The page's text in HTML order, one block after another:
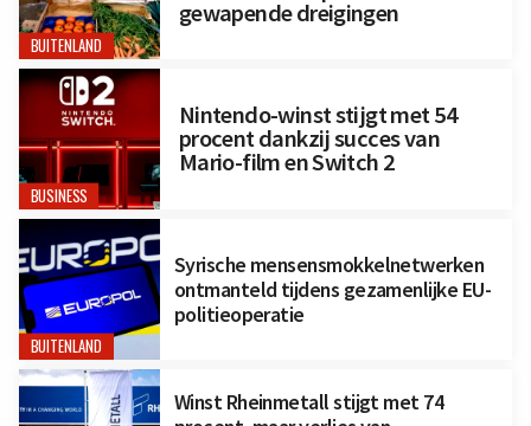
BUITENLAND
gewapende dreigingen
BUSINESS
Nintendo-winst stijgt met 54
procent dankzij succes van
Mario-film en Switch 2
BUITENLAND
Syrische mensensmokkelnetwerken
ontmanteld tijdens gezamenlijke EU-
politieoperatie
Winst Rheinmetall stijgt met 74